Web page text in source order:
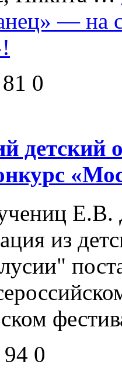
— на
81 0
Е.В.
из
94 0